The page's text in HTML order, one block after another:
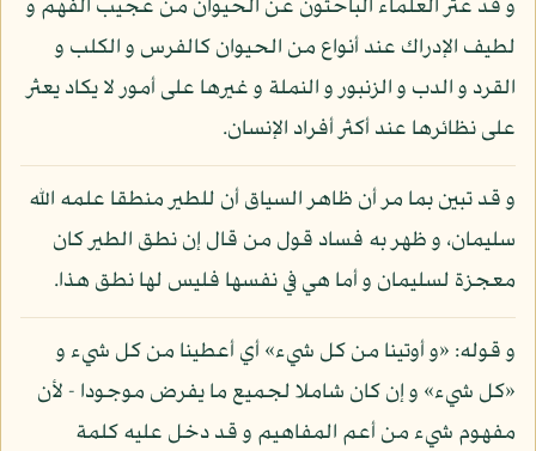
و قد عثر العلماء الباحثون عن الحيوان من عجيب الفهم و
لطيف الإدراك عند أنواع من الحيوان كالفرس و الكلب و
القرد و الدب و الزنبور و النملة و غيرها على أمور لا يكاد يعثر
على نظائرها عند أكثر أفراد الإنسان.
و قد تبين بما مر أن ظاهر السياق أن للطير منطقا علمه الله
سليمان، و ظهر به فساد قول من قال إن نطق الطير كان
معجزة لسليمان و أما هي في نفسها فليس لها نطق هذا.
و قوله: «و أوتينا من كل شيء» أي أعطينا من كل شيء و
«كل شيء» و إن كان شاملا لجميع ما يفرض موجودا - لأن
مفهوم شيء من أعم المفاهيم و قد دخل عليه كلمة